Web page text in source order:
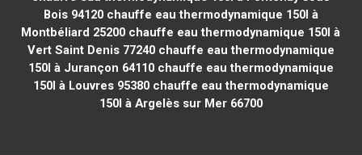
Bois 94120chauffe eau thermodynamique 150l à
Montbéliard 25200 chauffe eau thermodynamique 150l à
Vert Saint Denis 77240chauffe eau thermodynamique
150l à Jurançon 64110chauffe eau thermodynamique
150l à Louvres 95380chauffe eau thermodynamique
150l à Argelès sur Mer 66700